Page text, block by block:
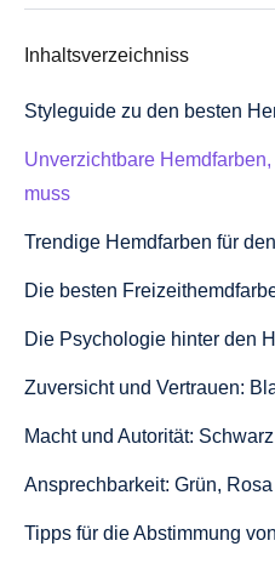
Inhaltsverzeichniss
Styleguide zu den besten
Unverzichtbare
muss
Trendige Hemdfarben für
Die besten
Die Psychologie hinter den
Zuversicht und Vertrauen:
Macht und Autorität:
Ansprechbarkeit: Grün,
Tipps für die Abstimmung